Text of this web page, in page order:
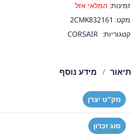
זמינות: המלאי אזל
מקט: 2CMK832161
קטגוריות: CORSAIR
תיאור מידע נוסף
מק"ט יצרן
סוג זכרון